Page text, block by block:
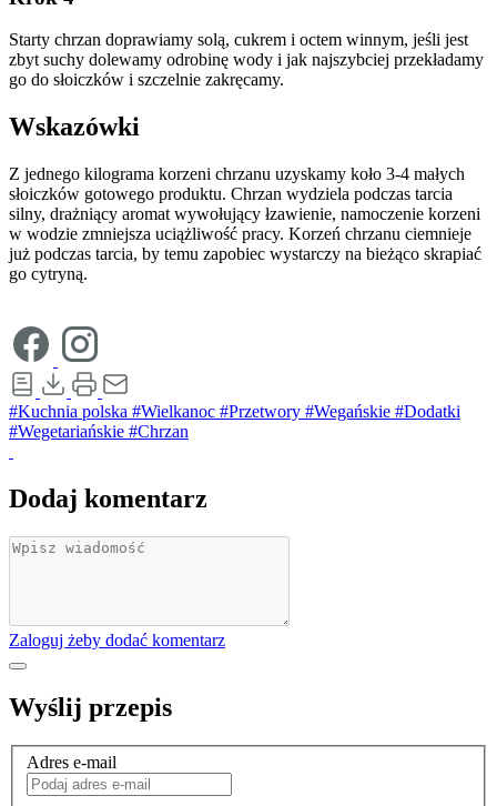
Starty chrzan doprawiamy solą, cukrem i octem winnym, jeśli jest
zbyt suchy dolewamy odrobinę wody i jak najszybciej przekładamy
go do słoiczków i szczelnie zakręcamy.
Wskazówki
Z jednego kilograma korzeni chrzanu uzyskamy koło 3-4 małych
słoiczków gotowego produktu. Chrzan wydziela podczas tarcia
silny, drażniący aromat wywołujący łzawienie, namoczenie korzeni
w wodzie zmniejsza uciążliwość pracy. Korzeń chrzanu ciemnieje
już podczas tarcia, by temu zapobiec wystarczy na bieżąco skrapiać
go cytryną.
#Kuchnia polska #Wielkanoc #Przetwory #Wegańskie #Dodatki
#Wegetariańskie #Chrzan
Dodaj komentarz
Zaloguj żeby dodać komentarz
Wyślij przepis
Adres e-mail